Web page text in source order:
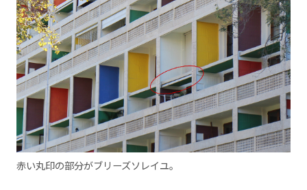
赤い丸印の部分がブリーズソレイユ。